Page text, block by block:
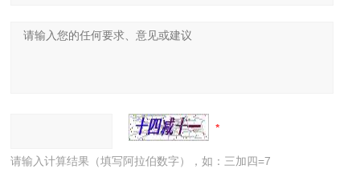
请输入计算结果（填写阿拉伯数字），如：三加四=7